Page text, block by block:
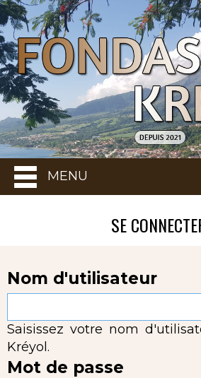
MENU
SE
Nom d'utilisateur
Saisissez votre nom
Kréyol.
Mot de passe